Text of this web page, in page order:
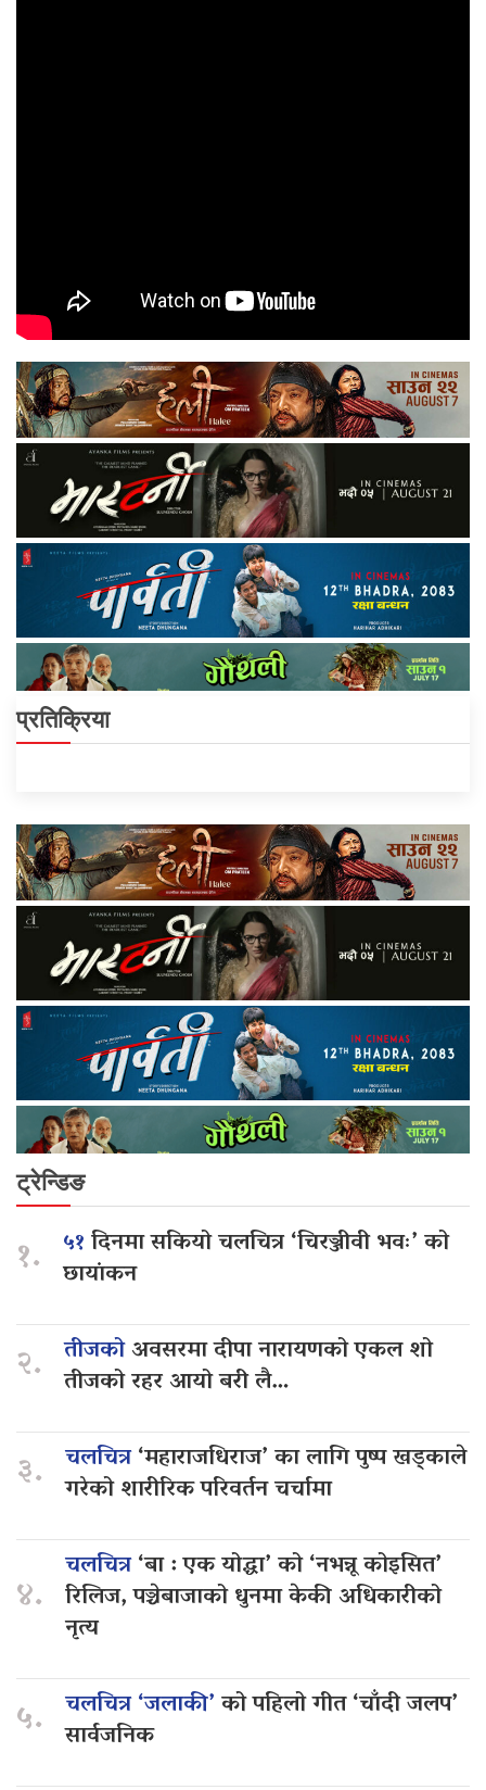
प्रतिक्रिया
ट्रेन्डिङ
१. ५१दिनमा सकियो चलचित्र ‘चिरञ्जीवी भवः’ को
छायांकन
२. तीजकोअवसरमा दीपा नारायणको एकल शो
तीजको रहर आयो बरी लै…
३. चलचित्र‘महाराजधिराज’ का लागि पुष्प खड्काले
गरेको शारीरिक परिवर्तन चर्चामा
४.
चलचित्र‘बा : एक योद्धा’ को ‘नभन्नू कोइसित’
रिलिज, पञ्चेबाजाको धुनमा केकी अधिकारीको
नृत्य
५. चलचित्र ‘जलाकी’को पहिलो गीत ‘चाँदी जलप’
सार्वजनिक